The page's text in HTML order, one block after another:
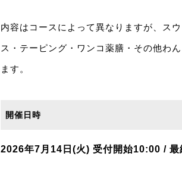
内容はコースによって異なりますが、ス
ス・テーピング・ワンコ薬膳・その他わ
ます。
開催日時
2026年7月14日(火) 受付開始10:00 /